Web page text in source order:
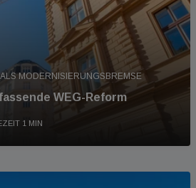
MODERNISIERUNGSBREMSE
WEG-Reform
1 MIN